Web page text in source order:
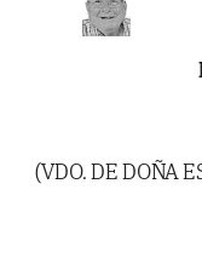
(VDO. DE DOÑA